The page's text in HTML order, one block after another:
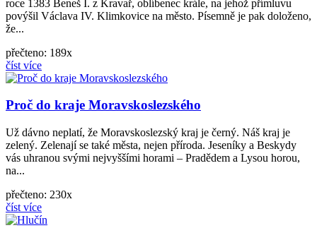
roce 1383 Beneš I. z Kravař, oblíbenec krále, na jehož přímluvu
povýšil Václava IV. Klimkovice na město. Písemně je pak doloženo,
že...
přečteno: 189x
číst více
Proč do kraje Moravskoslezského
Už dávno neplatí, že Moravskoslezský kraj je černý. Náš kraj je
zelený. Zelenají se také města, nejen příroda. Jeseníky a Beskydy
vás uhranou svými nejvyššími horami – Pradědem a Lysou horou,
na...
přečteno: 230x
číst více